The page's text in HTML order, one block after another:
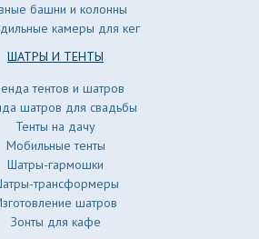
башни и колонны
камеры для кег
ШАТРЫ И ТЕНТЫ
тентов и шатров
шатров для свадьбы
Тенты на дачу
Мобильные тенты
Шатры-гармошки
трансформеры
шатров
Зонты для кафе